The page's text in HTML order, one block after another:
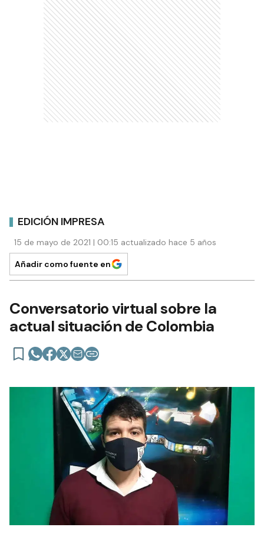
EDICIÓN IMPRESA
15 de mayo de 2021 | 00:15 actualizado hace 5 años
Añadir como fuente en
Conversatorio virtual sobre la
actual situación de Colombia